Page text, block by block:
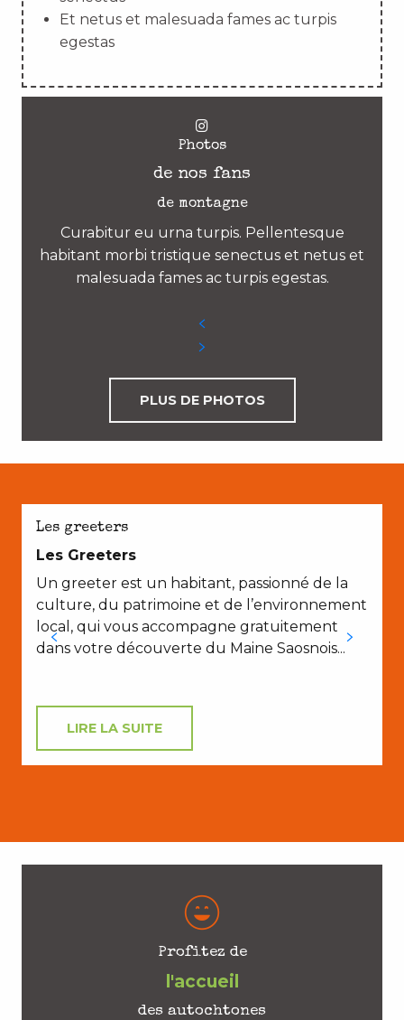
Et netus et malesuada fames ac turpis
egestas
Photos
de nos fans
de montagne
Curabitur eu urna turpis. Pellentesque
habitant morbi tristique senectus et netus et
malesuada fames ac turpis egestas.
PLUS DE PHOTOS
Les greeters
Les Greeters
Un greeter est un habitant, passionné de la
culture, du patrimoine et de l’environnement
local, qui vous accompagne gratuitement
dans votre découverte du Maine Saosnois...
LIRE LA SUITE
Profitez de
l'accueil
des autochtones